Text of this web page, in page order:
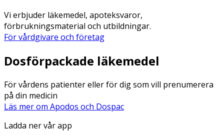
Vi erbjuder läkemedel, apoteksvaror,
förbrukningsmaterial och utbildningar.
För vårdgivare och företag
Dosförpackade läkemedel
För vårdens patienter eller för dig som vill prenumerera
på din medicin
Läs mer om Apodos och Dospac
Ladda ner vår app